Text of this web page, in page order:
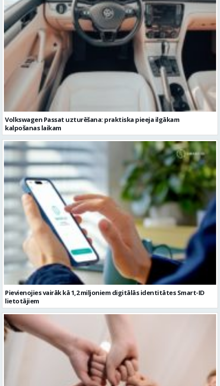
Volkswagen Passat uzturēšana: praktiska pieeja ilgākam
kalpošanas laikam
Pievienojies vairāk kā 1,2 miljoniem digitālās identitātes Smart-ID
lietotājiem